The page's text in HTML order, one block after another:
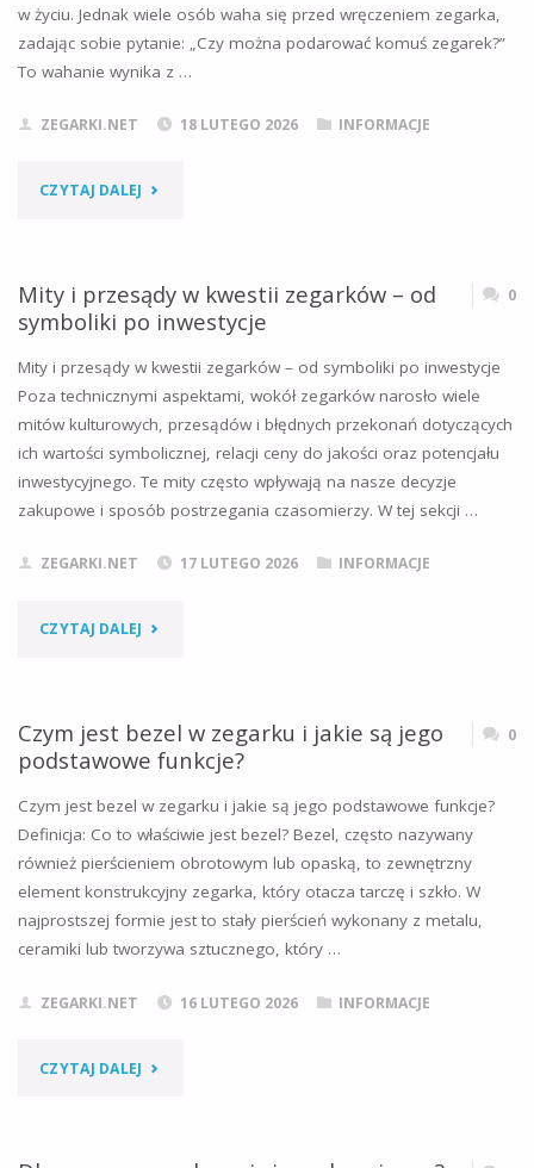
MÓWIĄ
JEDNO!"
w życiu. Jednak wiele osób waha się przed wręczeniem zegarka,
zadając sobie pytanie: „Czy można podarować komuś zegarek?”
To wahanie wynika z …
ZEGARKI.NET 18 LUTEGO 2026 INFORMACJE
CZYTAJ DALEJ "CZY
DAĆ
KOMUŚ
ZEGAREK
W
PREZENCIE?
O
TYM
Mity i przesądy w kwestii zegarków – od
symboliki po inwestycje
0
Mity i przesądy w kwestii zegarków – od symboliki po inwestycje
Poza technicznymi aspektami, wokół zegarków narosło wiele
mitów kulturowych, przesądów i błędnych przekonań dotyczących
ich wartości symbolicznej, relacji ceny do jakości oraz potencjału
inwestycyjnego. Te mity często wpływają na nasze decyzje
zakupowe i sposób postrzegania czasomierzy. W tej sekcji …
ZEGARKI.NET 17 LUTEGO 2026 INFORMACJE
CZYTAJ DALEJ "MITY
PRZESĄDY
W
KWESTII
ZEGARKÓW
OD
SYMBOLIKI
Czym jest bezel w zegarku i jakie są jego
podstawowe funkcje?
0
Czym jest bezel w zegarku i jakie są jego podstawowe funkcje?
Definicja: Co to właściwie jest bezel? Bezel, często nazywany
również pierścieniem obrotowym lub opaską, to zewnętrzny
element konstrukcyjny zegarka, który otacza tarczę i szkło. W
najprostszej formie jest to stały pierścień wykonany z metalu,
ceramiki lub tworzywa sztucznego, który …
ZEGARKI.NET 16 LUTEGO 2026 INFORMACJE
CZYTAJ DALEJ "CZYM